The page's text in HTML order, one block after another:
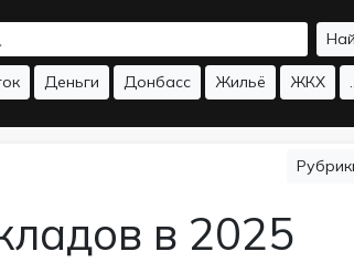
Деньги Донбасс Жильё ЖКХ
в 2025